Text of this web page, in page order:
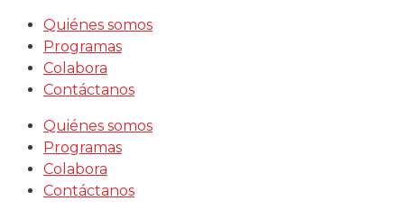
Saltar
contenido
Quiénes somos
Programas
Colabora
Contáctanos
Quiénes somos
Programas
Colabora
Contáctanos